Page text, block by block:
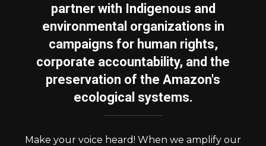
partner with Indigenous and
environmental organizations in
campaigns for human rights,
corporate accountability, and the
preservation of the Amazon's
ecological systems.
Make your voice heard! When we amplify our